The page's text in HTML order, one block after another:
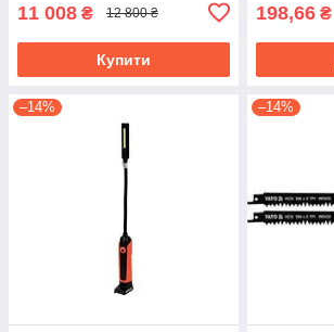
11 008 ₴ 12 800 ₴
Купити
198,66 ₴
–14% –14%